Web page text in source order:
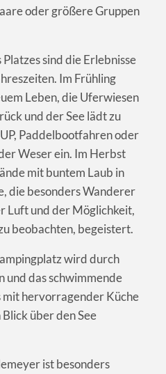
oder größere Gruppen
sind die Erlebnisse
Im Frühling
Leben, die Uferwiesen
und der See lädt zu
Paddelbootfahren oder
Weser ein. Im Herbst
mit buntem Laub in
die besonders Wanderer
Luft und der Möglichkeit,
beobachten, begeistert.
wird durch
und das schwimmende
mit hervorragender Küche
über den See
ist besonders